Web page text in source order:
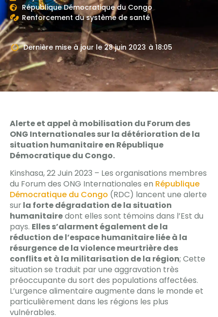
République Démocratique du Congo
Renforcement du système de santé
Dernière mise à jour le 28 juin 2023 à 18:05
Alerte et appel à mobilisation du Forum des
ONG Internationales sur la détérioration de la
situation humanitaire en République
Démocratique du Congo.
Kinshasa, 22 Juin 2023 – Les organisations membres
du Forum des ONG Internationales en République
Démocratique du Congo (RDC) lancent une alerte
surla forte dégradation de la situation
humanitairedont elles sont témoins dans l’Est du
pays. Elles s’alarment également de la
réduction de l’espace humanitaire liée à la
résurgence de la violence meurtrière des
conflits et à la militarisation de la région; Cette
situation se traduit par une aggravation très
préoccupante du sort des populations affectées.
L’urgence alimentaire augmente dans le monde et
particulièrement dans les régions les plus
vulnérables.